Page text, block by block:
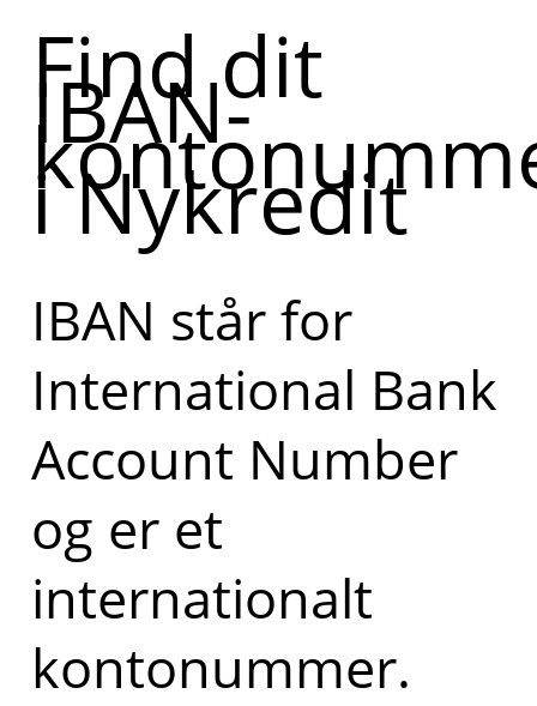
Find dit
IBAN-
i Nykredit
IBAN står for
International Bank
Account Number
og er et
internationalt
kontonummer.